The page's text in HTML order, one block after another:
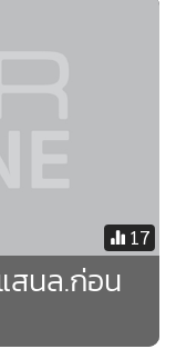
ใหม่ ทางภาครัฐมี
อกี้ก็อธิบายไป คุณ
มันก็ติดค่อนข้างง่าย
17
สนล.ก่อน